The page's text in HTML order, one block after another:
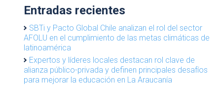
Entradas recientes
SBTi y Pacto Global Chile analizan el rol del sector
AFOLU en el cumplimiento de las metas climáticas de
latinoamérica
Expertos y líderes locales destacan rol clave de
alianza público-privada y definen principales desafíos
para mejorar la educación en La Araucanía